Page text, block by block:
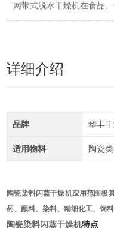
网带式脱水干燥机在食品
详细介绍
品牌 华丰
适用物料 陶瓷类
陶瓷染料闪蒸干燥机应用范围极
药、颜料、染料、精细化工、饲
陶瓷染料闪蒸干燥机特点